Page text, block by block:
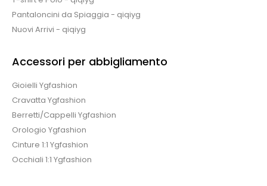
Pantaloncini da Spiaggia - qiqiyg
Nuovi Arrivi - qiqiyg
Accessori per abbigliamento
Gioielli Ygfashion
Cravatta Ygfashion
Berretti/Cappelli Ygfashion
Orologio Ygfashion
Cinture 1:1 Ygfashion
Occhiali 1:1 Ygfashion